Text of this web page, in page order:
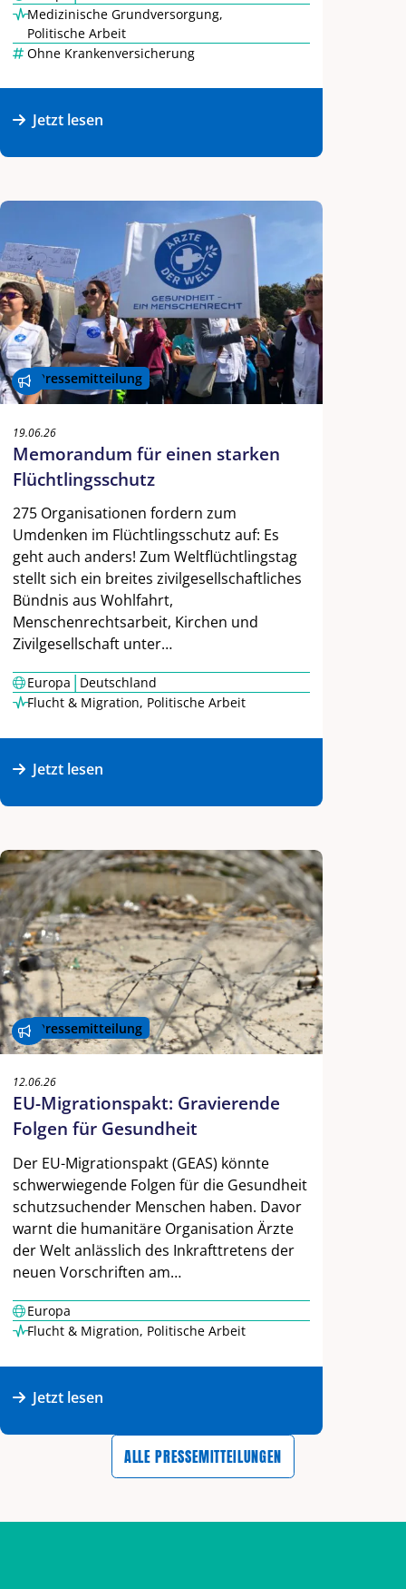
Medizinische Grundversorgung,
Politische Arbeit
Ohne Krankenversicherung
Jetzt lesen
Pressemitteilung
19.06.26
Memorandum für einen starken
Flüchtlingsschutz
275 Organisationen fordern zum
Umdenken im Flüchtlingsschutz auf: Es
geht auch anders! Zum Weltflüchtlingstag
stellt sich ein breites zivilgesellschaftliches
Bündnis aus Wohlfahrt,
Menschenrechtsarbeit, Kirchen und
Zivilgesellschaft unter…
Europa|Deutschland
Flucht & Migration, Politische Arbeit
Jetzt lesen
Pressemitteilung
12.06.26
EU-Migrationspakt: Gravierende
Folgen für Gesundheit
Der EU-Migrationspakt (GEAS) könnte
schwerwiegende Folgen für die Gesundheit
schutzsuchender Menschen haben. Davor
warnt die humanitäre Organisation Ärzte
der Welt anlässlich des Inkrafttretens der
neuen Vorschriften am…
Europa
Flucht & Migration, Politische Arbeit
Jetzt lesen
ALLE PRESSEMITTEILUNGEN